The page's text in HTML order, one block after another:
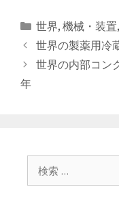
カ
テ
ゴ
世界, 機械・装置,
投
稿
ナ
ビ
ョ
世界の製薬用冷
世界の内部コン
年